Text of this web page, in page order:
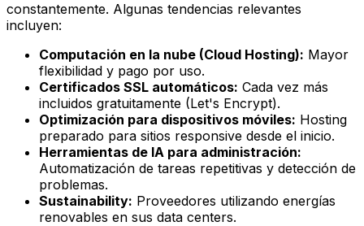
constantemente. Algunas tendencias relevantes
incluyen:
Computación en la nube (Cloud Hosting): Mayor
flexibilidad y pago por uso.
Certificados SSL automáticos: Cada vez más
incluidos gratuitamente (Let's Encrypt).
Optimización para dispositivos móviles: Hosting
preparado para sitios responsive desde el inicio.
Herramientas de IA para administración:
Automatización de tareas repetitivas y detección de
problemas.
Sustainability: Proveedores utilizando energías
renovables en sus data centers.